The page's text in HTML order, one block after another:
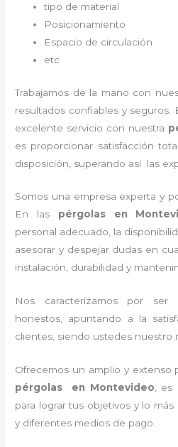
tipo de material
Posicionamiento
Espacio de circulación
etc
Trabajamos de la mano con
resultados confiables y seguros.
excelente servicio con nuestra
es proporcionar satisfacción
disposición, superando así las
Somos una empresa experta y
En las pérgolasen
personal adecuado, la
asesorar y despejar dudas en
instalación, durabilidad y
Nos caracterizamos por ser
honestos, apuntando a la
clientes, siendo ustedes
Ofrecemos un amplio y extenso
pérgolas en Montevideo ,
para lograr tus objetivos y lo
y diferentes medios de pago.